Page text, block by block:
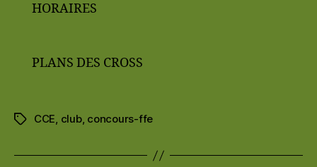
HORAIRES
PLANS DES CROSS
Étiquettes
CCE, club, concours-ffe